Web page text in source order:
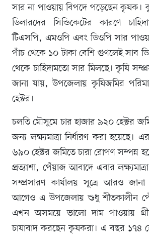
সার না পাওয়ায় বিপদে পড়েছেন
ডিলারদের সিন্ডিকেটের কারণে
টিএসপি, এমওপি এবং ডিওপি সার
পাঁচ থেকে ১০ টাকা বেশি গুণলেই সাব
থেকে চাহিদামতো সার মিলছে। কৃষি
জানা যায়, উপজেলায় কৃষিজমির
হেক্টর।
চলতি মৌসুমে চার হাজার ৯২০ হেক্টর
জন্য লক্ষ্যমাত্রা নির্ধারণ করা হয়েছে।
৬৯০ হেক্টর জমিতে চারা রোপণ সম্পন্ন
প্রত্যাশা, পেঁয়াজ আবাদে এবার
সম্প্রসারণ কার্যালয় সূত্রে আরও
আগেও এ উপজেলায় শুধু শীতকালীন
এখন অসময়ে ভালো দাম পাওয়ায়
চাষাবাদ করছেন কৃষকরা। এ বছর ১৭৪